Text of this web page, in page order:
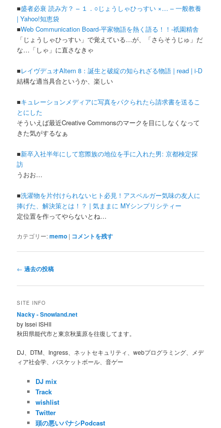
■盛者必衰 読み方？ – １．○じょうしゃひっすい ×… – 一般教養
| Yahoo!知恵袋
■Web Communication Board-平家物語を熱く語る！！-祇園精舎
「じょうしゃひっすい」で覚えている…が、「さらそうじゅ」だ
な…「しゃ」に直さなきゃ
■レイヴデュオAltern 8：誕生と破綻の知られざる物語 | read | i-D
結構な適当具合というか、楽しい
■キュレーションメディアに写真をパクられたら請求書を送るこ
とにした
そういえば最近Creative Commonsのマークを目にしなくなって
きた気がするなぁ
■新卒入社半年にして窓際族の地位を手に入れた男: 京都検定探
訪
うおお…
■洗濯物を片付けられないヒト必見！アスペルガー気味の友人に
捧げた、解決策とは！？ | 気ままに MYシンプリシティー
定位置を作ってやらないとね…
カテゴリー:memo | コメントを残す
投
ナ
ー
シ
ョ
ン
← 過去の投稿
SITE INFO
Nacky - Snowland.net
by Issei ISHII
秋田県能代市と東京秋葉原を往復してます。
DJ、DTM、Ingress、ネットセキュリティ、webプログラミング、メデ
ィア社会学、バスケットボール、音ゲー
DJ mix
Track
wishlist
Twitter
頭の悪いパナシPodcast